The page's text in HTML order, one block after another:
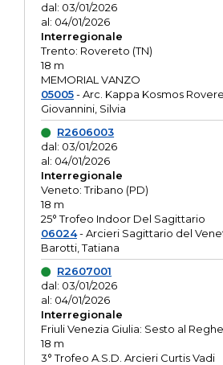
dal: 03/01/2026
al: 04/01/2026
Interregionale
Trento: Rovereto (TN)
18 m
MEMORIAL VANZO
05005- Arc. Kappa Kosmos
Giovannini, Silvia
R2606003
dal: 03/01/2026
al: 04/01/2026
Interregionale
Veneto: Tribano (PD)
18 m
25° Trofeo Indoor Del Sagittario
06024- Arcieri Sagittario del
Barotti, Tatiana
R2607001
dal: 03/01/2026
al: 04/01/2026
Interregionale
Friuli Venezia Giulia: Sesto al
18 m
3° Trofeo A.S.D. Arcieri Curtis Vadi